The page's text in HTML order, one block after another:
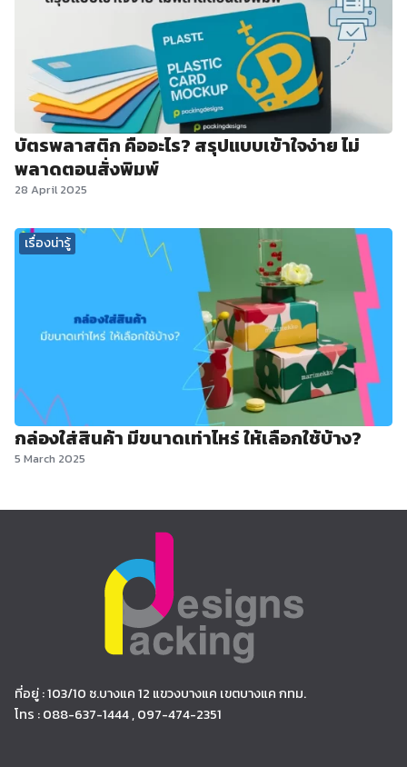
บัตรพลาสติก คืออะไร? สรุปแบบเข้าใจง่าย ไม่
พลาดตอนสั่งพิมพ์
28 April 2025
เรื่องน่ารู้
กล่องใส่สินค้า มีขนาดเท่าไหร่ ให้เลือกใช้บ้าง?
5 March 2025
ที่อยู่ : 103/10 ซ.บางแค 12 แขวงบางแค เขตบางแค กทม.
โทร : 088-637-1444 , 097-474-2351